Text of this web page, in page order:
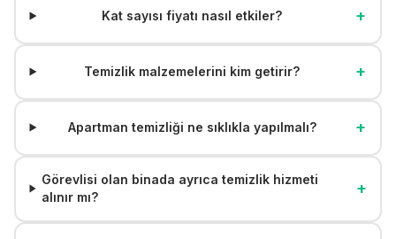
Kat sayısı fiyatı nasıl etkiler? +
Temizlik malzemelerini kim getirir? +
Apartman temizliği ne sıklıkla yapılmalı? +
Görevlisi olan binada ayrıca temizlik hizmeti
alınır mı?
+